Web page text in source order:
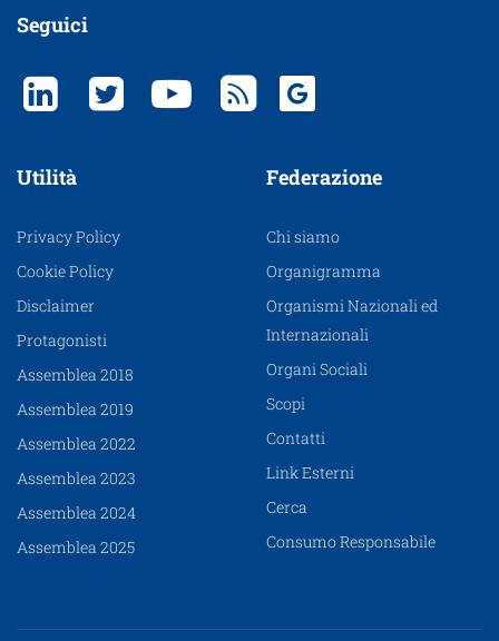
Seguici
Utilità
Privacy Policy
Cookie Policy
Disclaimer
Protagonisti
Assemblea 2018
Assemblea 2019
Assemblea 2022
Assemblea 2023
Assemblea 2024
Assemblea 2025
Federazione
Chi siamo
Organigramma
Organismi Nazionali ed
Internazionali
Organi Sociali
Scopi
Contatti
Link Esterni
Cerca
Consumo Responsabile